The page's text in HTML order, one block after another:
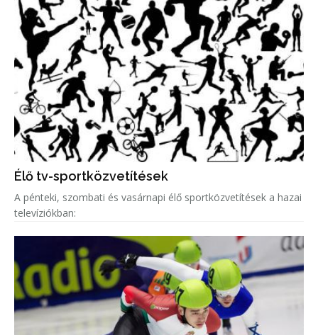
Élő tv-sportközvetítések
A pénteki, szombati és vasárnapi élő sportközvetítések a hazai
televíziókban: